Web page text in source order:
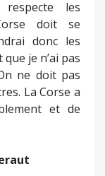
les
doit se
donc les
je n’ai pas
ne doit pas
La Corse a
et de